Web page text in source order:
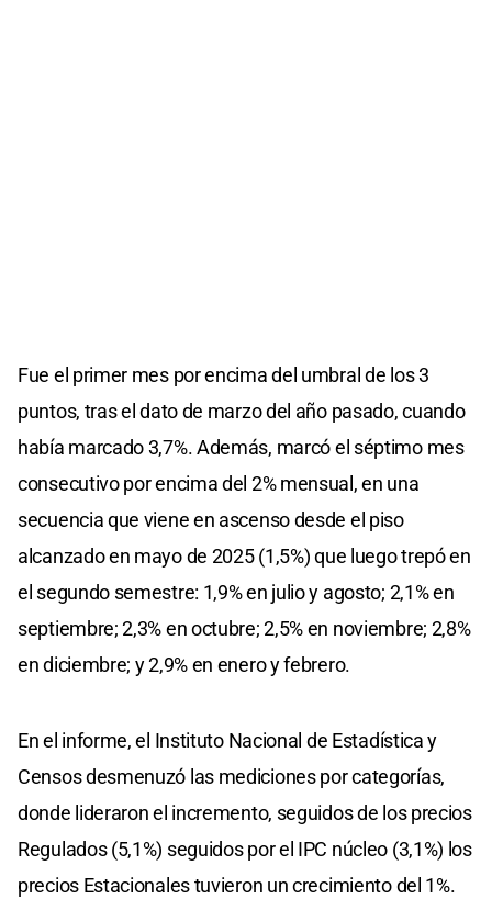
Fue el primer mes por encima del umbral de los 3
puntos, tras el dato de marzo del año pasado, cuando
había marcado 3,7%. Además, marcó el séptimo mes
consecutivo por encima del 2% mensual, en una
secuencia que viene en ascenso desde el piso
alcanzado en mayo de 2025 (1,5%) que luego trepó en
el segundo semestre: 1,9% en julio y agosto; 2,1% en
septiembre; 2,3% en octubre; 2,5% en noviembre; 2,8%
en diciembre; y 2,9% en enero y febrero.
En el informe, el Instituto Nacional de Estadística y
Censos desmenuzó las mediciones por categorías,
donde lideraron el incremento, seguidos de los precios
Regulados (5,1%) seguidos por el IPC núcleo (3,1%) los
precios Estacionales tuvieron un crecimiento del 1%.